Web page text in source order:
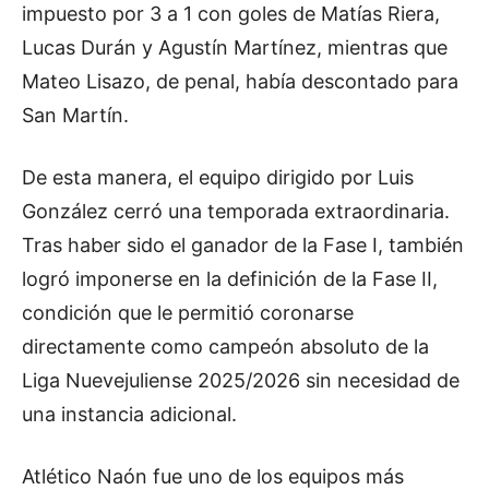
impuesto por 3 a 1 con goles de Matías Riera,
Lucas Durán y Agustín Martínez, mientras que
Mateo Lisazo, de penal, había descontado para
San Martín.
De esta manera, el equipo dirigido por Luis
González cerró una temporada extraordinaria.
Tras haber sido el ganador de la Fase I, también
logró imponerse en la definición de la Fase II,
condición que le permitió coronarse
directamente como campeón absoluto de la
Liga Nuevejuliense 2025/2026 sin necesidad de
una instancia adicional.
Atlético Naón fue uno de los equipos más